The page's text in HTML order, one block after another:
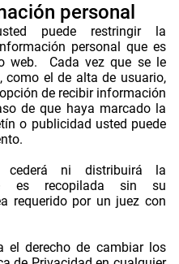
personal
puede restringir la
personal que es
web. Cada vez que se le
como el de alta de usuario,
de recibir información
de que haya marcado la
o publicidad usted puede
cederá ni distribuirá la
es recopilada sin su
requerido por un juez con
el derecho de cambiar los